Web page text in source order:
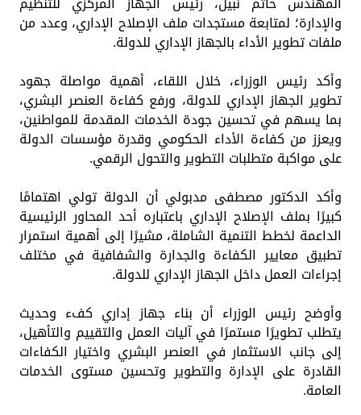
والإدارة؛ لمتابعة مستجدات ملف الإصلاح الإداري، وعدد من
ملفات تطوير الأداء بالجهاز الإداري للدولة.
وأكد رئيس الوزراء، خلال اللقاء، أهمية مواصلة جهود
تطوير الجهاز الإداري للدولة، ورفع كفاءة العنصر البشري،
بما يسهم في تحسين جودة الخدمات المقدمة للمواطنين،
ويعزز من كفاءة الأداء الحكومي وقدرة مؤسسات الدولة
على مواكبة متطلبات التطوير والتحول الرقمي.
وأكد الدكتور مصطفى مدبولي أن الدولة تولي اهتمامًا
كبيرًا بملف الإصلاح الإداري باعتباره أحد المحاور الرئيسية
الداعمة لخطط التنمية الشاملة، مشيرًا إلى أهمية استمرار
تطبيق معايير الكفاءة والجدارة والشفافية في مختلف
إجراءات العمل داخل الجهاز الإداري للدولة.
وأوضح رئيس الوزراء أن بناء جهاز إداري كفء وحديث
يتطلب تطويرًا مستمرًا في آليات العمل والتقييم والتأهيل،
إلى جانب الاستثمار في العنصر البشري واختيار الكفاءات
القادرة على الإدارة والتطوير وتحسين مستوى الخدمات
العامة.